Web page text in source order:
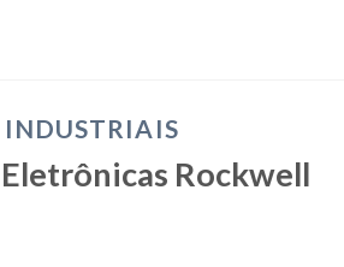
INDUSTRIAIS
Rockwell